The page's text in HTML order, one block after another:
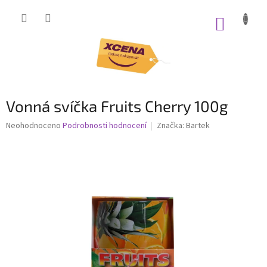
Vonná svíčka Fruits Cherry 100g
Průměrné
Neohodnoceno Podrobnosti hodnocení Značka: Bartek